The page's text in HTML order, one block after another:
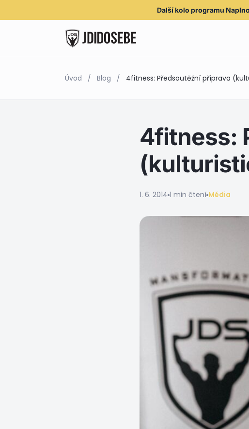
Další kolo programu Naplno
Úvod / Blog / 4fitness: Předsoutěžní příprava
4fitness:
1. 6. 2014 1 min čtení Média